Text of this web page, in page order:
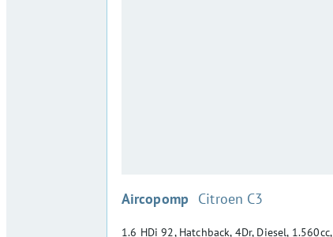
Aircopomp :Citroen C3
1.6 HDi 92, Hatchback, 4Dr, Diesel, 1.560cc,